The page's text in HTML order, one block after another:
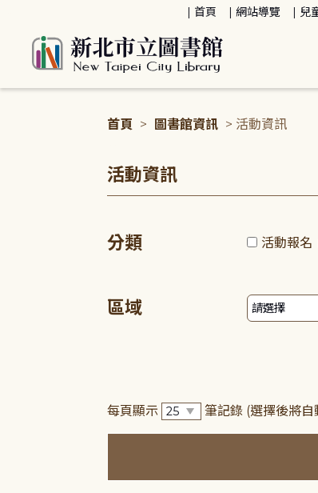
首頁 網站導覽 兒
首頁 > 圖書館資訊 > 活動資訊
活動資訊
分類 活動報名
區域
每頁顯示 筆記錄 (選擇後將自